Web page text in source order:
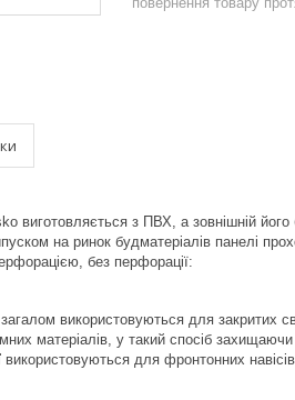
виготовляється з ПВХ, а зовнішній
на ринок будматеріалів панелі
без перфорації:
загалом використовуються для закритих
матеріалів, у такий спосіб
використовуються для фронтонних